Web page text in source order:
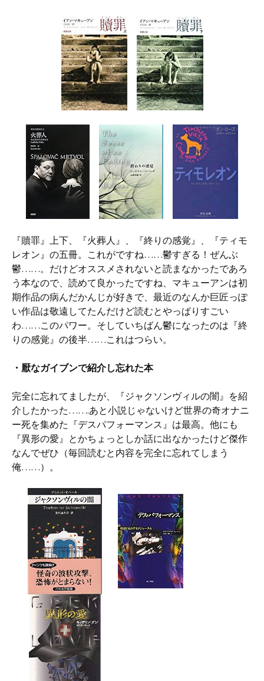
『贖罪』上下、『火葬人』、『終りの感覚』、『ティモ
レオン』の五冊。これがですね……鬱すぎる！ぜんぶ
鬱……。だけどオススメされないと読まなかったであろ
う本なので、読めて良かったですね、マキューアンは初
期作品の病んだかんじが好きで、最近のなんか巨匠っぽ
い作品は敬遠してたんだけど読むとやっぱりすごい
わ……このパワー。そしていちばん鬱になったのは『終
りの感覚』の後半……これはつらい。
・厭なガイブンで紹介し忘れた本
完全に忘れてましたが、『ジャクソンヴィルの闇』を紹
介したかった…….あと小説じゃないけど世界の奇オナニ
ー死を集めた『デスパフォーマンス』は最高。他にも
『異形の愛』とかちょっとしか話に出なかったけど傑作
なんでぜひ（毎回読むと内容を完全に忘れてしまう
俺……）。